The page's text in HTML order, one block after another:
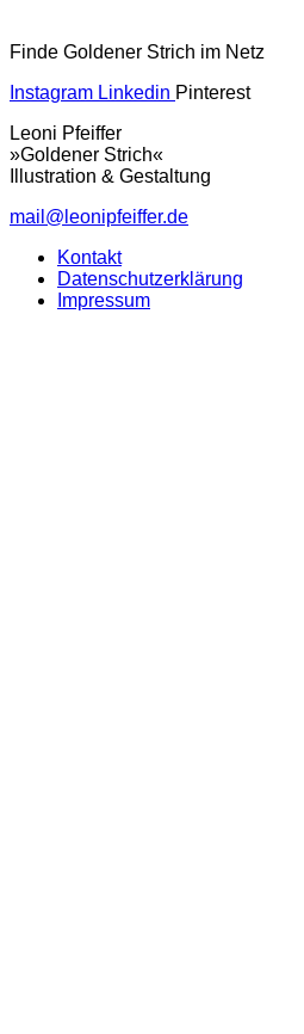
Finde Goldener Strich im Netz
Instagram Linkedin Pinterest
Leoni Pfeiffer
»Goldener Strich«
Illustration & Gestaltung
mail@leonipfeiffer.de
Kontakt
Datenschutzerklärung
Impressum